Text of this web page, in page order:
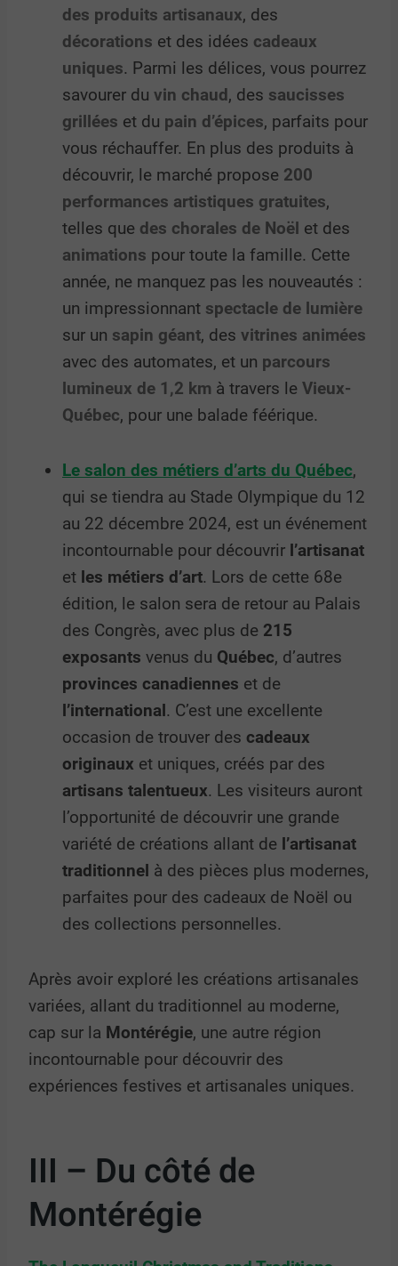
des produits artisanaux, des
décorations et des idées cadeaux
uniques. Parmi les délices, vous pourrez
savourer du vin chaud, des saucisses
grillées et du pain d’épices, parfaits pour
vous réchauffer. En plus des produits à
découvrir, le marché propose 200
performances artistiques gratuites,
telles que des chorales de Noël et des
animations pour toute la famille. Cette
année, ne manquez pas les nouveautés :
un impressionnant spectacle de lumière
sur un sapin géant, des vitrines animées
avec des automates, et un parcours
lumineux de 1,2 km à travers le Vieux-
Québec, pour une balade féérique.
Le salon des métiers d’arts du Québec,
qui se tiendra au Stade Olympique du 12
au 22 décembre 2024, est un événement
incontournable pour découvrir l’artisanat
et les métiers d’art. Lors de cette 68e
édition, le salon sera de retour au Palais
des Congrès, avec plus de 215
exposants venus du Québec, d’autres
provinces canadiennes et de
l’international. C’est une excellente
occasion de trouver des cadeaux
originaux et uniques, créés par des
artisans talentueux. Les visiteurs auront
l’opportunité de découvrir une grande
variété de créations allant de l’artisanat
traditionnel à des pièces plus modernes,
parfaites pour des cadeaux de Noël ou
des collections personnelles.
Après avoir exploré les créations artisanales
variées, allant du traditionnel au moderne,
cap sur la Montérégie, une autre région
incontournable pour découvrir des
expériences festives et artisanales uniques.
III – Du côté de
Montérégie